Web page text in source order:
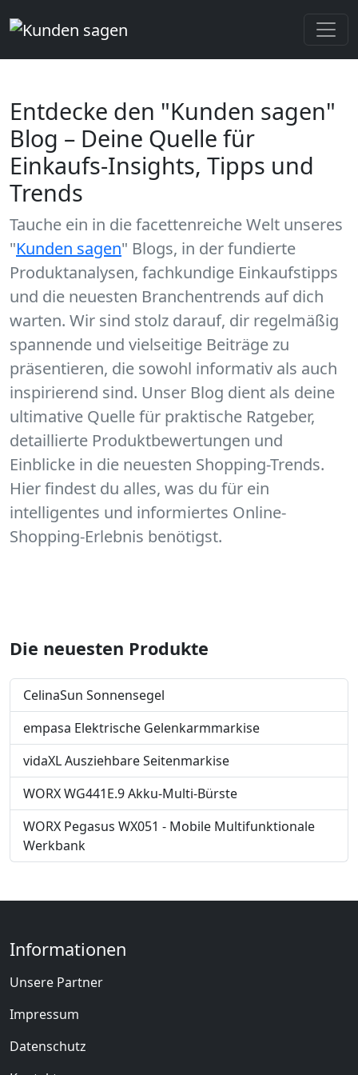
Entdecke den "Kunden sagen"
Blog – Deine Quelle für
Einkaufs-Insights, Tipps und
Trends
Tauche ein in die facettenreiche Welt unseres
"Kunden sagen" Blogs, in der fundierte
Produktanalysen, fachkundige Einkaufstipps
und die neuesten Branchentrends auf dich
warten. Wir sind stolz darauf, dir regelmäßig
spannende und vielseitige Beiträge zu
präsentieren, die sowohl informativ als auch
inspirierend sind. Unser Blog dient als deine
ultimative Quelle für praktische Ratgeber,
detaillierte Produktbewertungen und
Einblicke in die neuesten Shopping-Trends.
Hier findest du alles, was du für ein
intelligentes und informiertes Online-
Shopping-Erlebnis benötigst.
Die neuesten Produkte
CelinaSun Sonnensegel
empasa Elektrische Gelenkarmmarkise
vidaXL Ausziehbare Seitenmarkise
WORX WG441E.9 Akku-Multi-Bürste
WORX Pegasus WX051 - Mobile Multifunktionale
Werkbank
Informationen
Unsere Partner
Impressum
Datenschutz